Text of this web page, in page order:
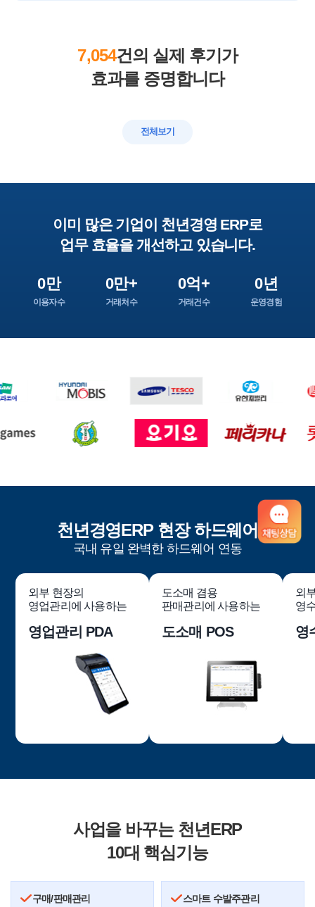
7,054건의 실제 후기가
효과를 증명합니다
전체보기
이미 많은 기업이 천년경영 ERP로
업무 효율을 개선하고 있습니다.
0만
이용자수
0만+
거래처수
0억+
거래건수
0년
운영경험
천년경영ERP 현장 하드웨어
국내 유일 완벽한 하드웨어 연동
외부 현장의
영업관리에 사용하는
영업관리 PDA
도소매 겸용
판매관리에 사용하는
도소매 POS
외
영
영
사업을 바꾸는 천년ERP
10대 핵심기능
구매/판매관리 스마트 수발주관리